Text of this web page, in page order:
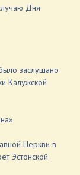
Дня
заслушано
Калужской
Церкви в
Эстонской